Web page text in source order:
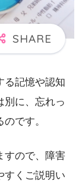
る記憶や認知
別に、忘れっ
です。
すので、障害
すくご説明い